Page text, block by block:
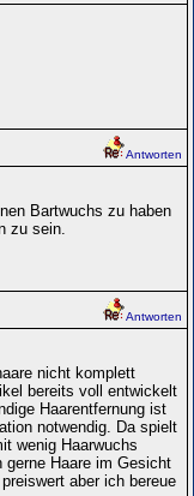
Antworten
Bartwuchs zu haben
zu sein.
Antworten
nicht komplett
bereits voll entwickelt
Haarentfernung ist
notwendig. Da spielt
wenig Haarwuchs
gerne Haare im Gesicht
aber ich bereue